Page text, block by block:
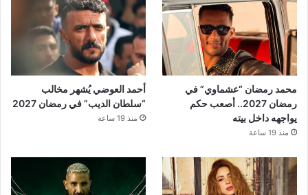
محمد رمضان “عشماوي” في
رمضان 2027.. أصعب حكم
يواجهه داخل بيته
منذ 19 ساعة
أحمد العوضي يُشهر مخالب
“سلطان الديب” في رمضان 2027
منذ 19 ساعة